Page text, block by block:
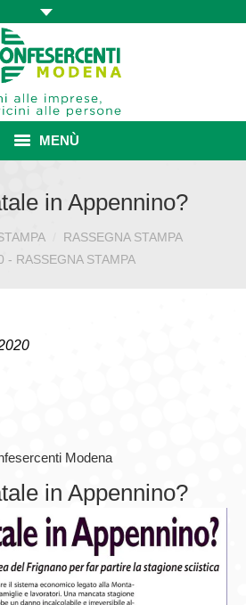
MENÙ
SINDACALI
in Appennino?
RASSEGNA STAMPA
- RASSEGNA STAMPA
Modena
in Appennino?